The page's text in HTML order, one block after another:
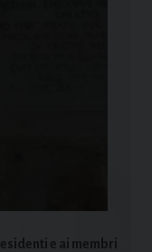
e ai membri